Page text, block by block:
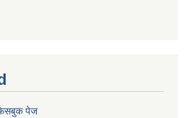
फेसबुक पेज